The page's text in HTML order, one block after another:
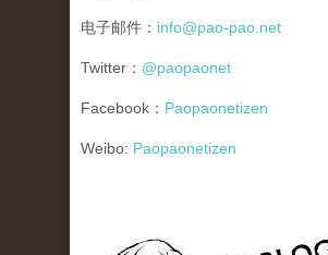
电子邮件： info@pao-pao.net
Twitter： @paopaonet
Facebook： Paopaonetizen
Weibo: Paopaonetizen
gfw_blog_small.jpg